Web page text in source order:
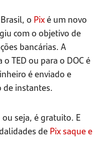
o Pixé um novo
com o objetivo de
bancárias. A
TED ou para o DOC é
é enviado e
de instantes.
seja, é gratuito. E
de Pix saque e